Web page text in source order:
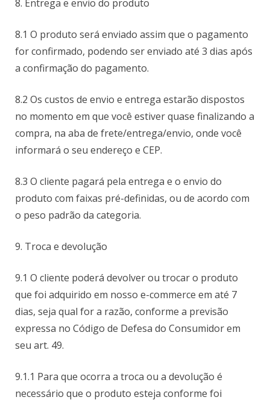
8. Entrega e envio do produto
8.1 O produto será enviado assim que o pagamento
for confirmado, podendo ser enviado até 3 dias após
a confirmação do pagamento.
8.2 Os custos de envio e entrega estarão dispostos
no momento em que você estiver quase finalizando a
compra, na aba de frete/entrega/envio, onde você
informará o seu endereço e CEP.
8.3 O cliente pagará pela entrega e o envio do
produto com faixas pré-definidas, ou de acordo com
o peso padrão da categoria.
9. Troca e devolução
9.1 O cliente poderá devolver ou trocar o produto
que foi adquirido em nosso e-commerce em até 7
dias, seja qual for a razão, conforme a previsão
expressa no Código de Defesa do Consumidor em
seu art. 49.
9.1.1 Para que ocorra a troca ou a devolução é
necessário que o produto esteja conforme foi